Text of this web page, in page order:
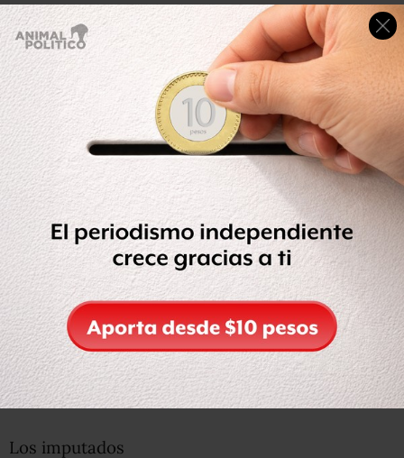
"Habrá culpables, pero no justicia": el polémico inicio
del juicio por el asesinato de Berta Cáceres en
Honduras
La líder indígena sostenía que la estructura pondría en
peligro los recursos acuíferos
y la vida de la comunidad.
Los imputados